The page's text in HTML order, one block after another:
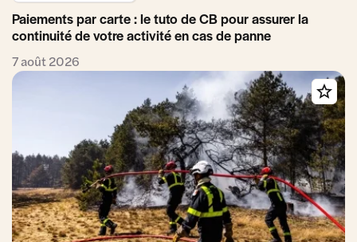
Paiements par carte : le tuto de CB pour assurer la
continuité de votre activité en cas de panne
7 août 2026